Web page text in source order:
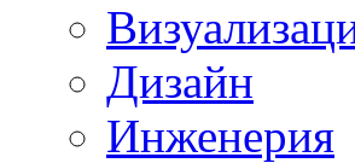
Дизайн
Инженерия